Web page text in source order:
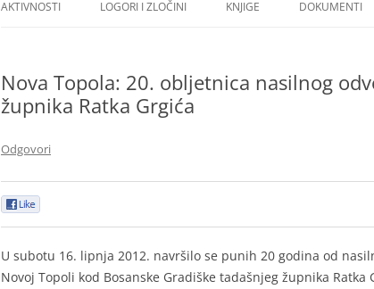
AKTIVNOSTI LOGORI I ZLOČINI KNJIGE DOKUMENTI
Nova Topola: 20. obljetnica nasilnog
župnika Ratka Grgića
Odgovori
U subotu 16. lipnja 2012. navršilo se punih 20 godina od
Novoj Topoli kod Bosanske Gradiške tadašnjeg župnika